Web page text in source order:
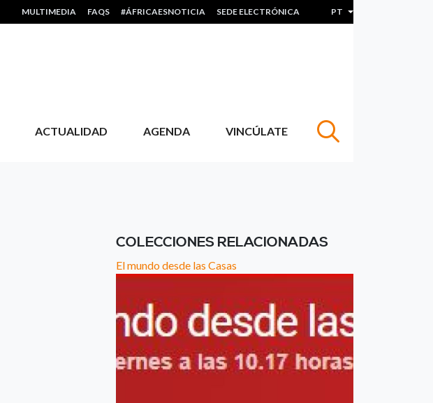
HEADER MENU
MULTIMEDIA FAQS #ÁFRICAESNOTICIA SEDE ELECTRÓNICA PT Lista de ações
ACTUALIDAD AGENDA VINCÚLATE
COLECCIONES RELACIONADAS
El mundo desde las Casas